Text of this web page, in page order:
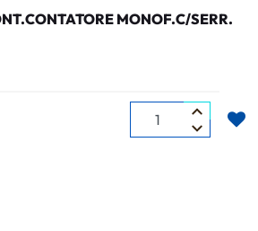
MONOF.C/SERR.